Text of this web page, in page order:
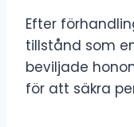
Efter
tillstånd som
beviljade
för att säkra